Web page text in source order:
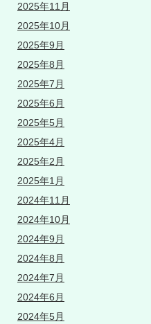
2025年11月
2025年10月
2025年9月
2025年8月
2025年7月
2025年6月
2025年5月
2025年4月
2025年2月
2025年1月
2024年11月
2024年10月
2024年9月
2024年8月
2024年7月
2024年6月
2024年5月